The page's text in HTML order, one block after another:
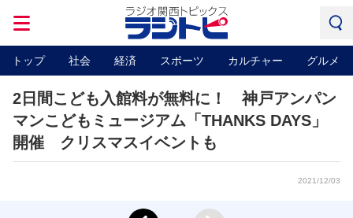
トップ 社会 経済 スポーツ カルチャー グルメ
2日間こども入館料が無料に！ 神戸アンパン
マンこどもミュージアム「THANKS DAYS」
開催 クリスマスイベントも
2021/12/03